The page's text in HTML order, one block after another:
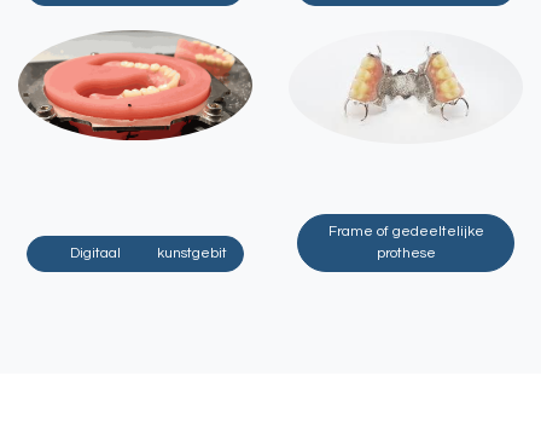
Digitaal kunstgebit
Frame of gedeeltelijke
prothese